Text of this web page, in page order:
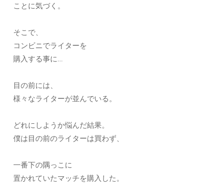
ことに気づく。
そこで、
コンビニでライターを
購入する事に…
目の前には、
様々なライターが並んでいる。
どれにしようか悩んだ結果。
僕は目の前のライターは買わず、
一番下の隅っこに
置かれていたマッチを購入した。